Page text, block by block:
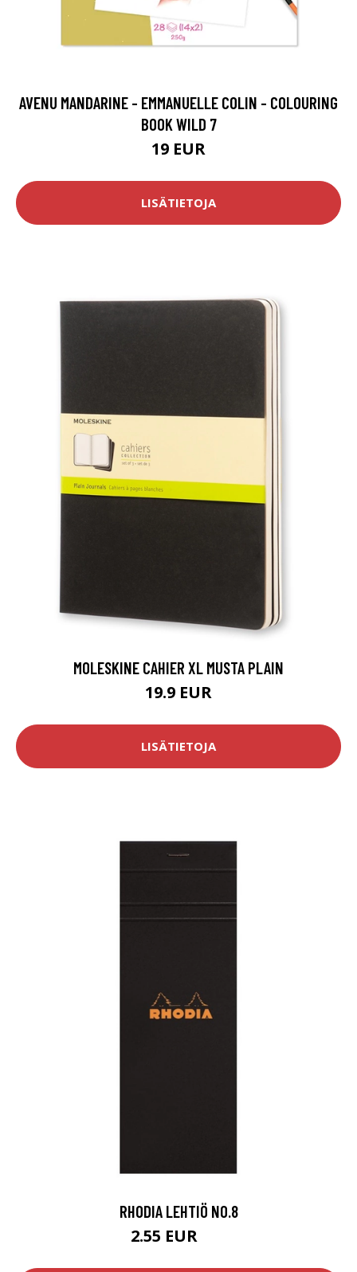
AVENU MANDARINE - EMMANUELLE COLIN - COLOURING
BOOK WILD 7
19 EUR
LISÄTIETOJA
MOLESKINE CAHIER XL MUSTA PLAIN
19.9 EUR
LISÄTIETOJA
RHODIA LEHTIÖ NO.8
2.55 EUR